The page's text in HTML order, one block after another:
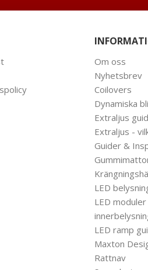
Om oss
Nyhetsbrev
Coilovers
Dynamiska
Extraljus
Extraljus -
Guider &
LED
LED
LED ramp
Maxton
Rattnav